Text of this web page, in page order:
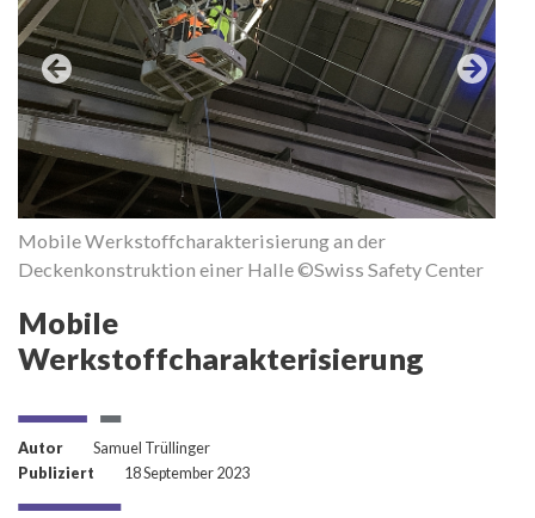
Mobile Werkstoffcharakterisierung an der
Deckenkonstruktion einer Halle ©Swiss Safety Center
Mobile
Werkstoffcharakterisierung
Autor
Samuel Trüllinger
Publiziert
18 September 2023